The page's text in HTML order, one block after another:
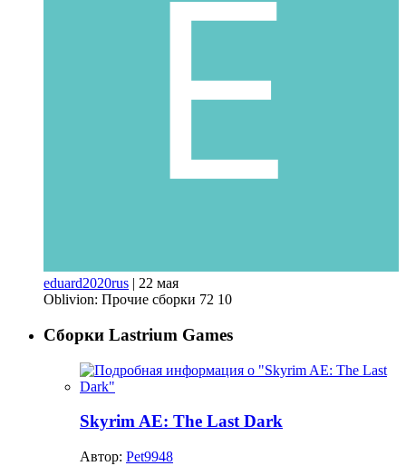
eduard2020rus | 22 мая
Oblivion: Прочие сборки 72 10
Сборки Lastrium Games
Skyrim AE: The Last Dark
Автор: Pet9948